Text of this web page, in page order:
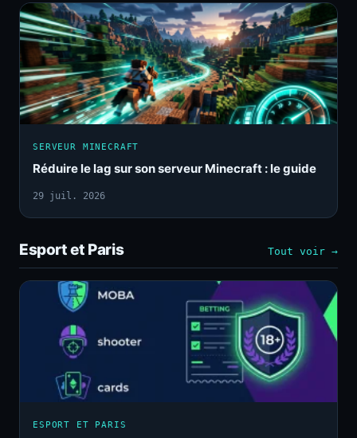
SERVEUR MINECRAFT
Réduire le lag sur son serveur Minecraft : le guide
29 juil. 2026
Esport et Paris Tout voir →
ESPORT ET PARIS